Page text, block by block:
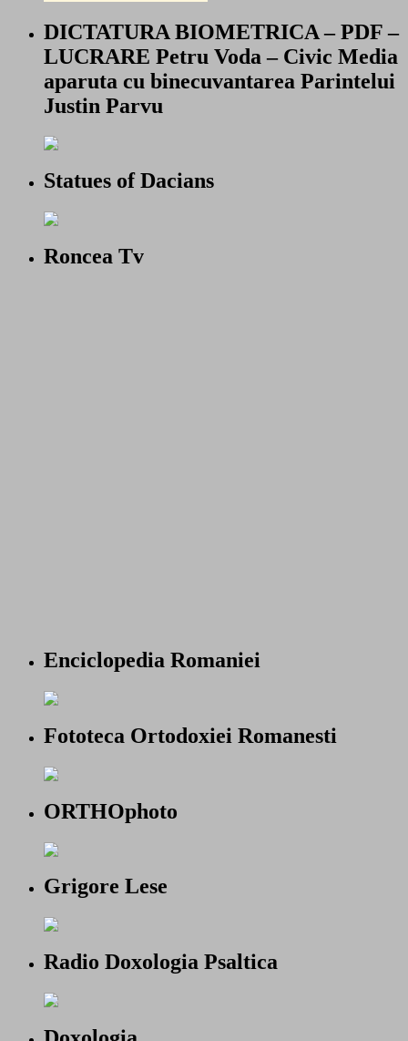
DICTATURA BIOMETRICA – PDF –
LUCRARE Petru Voda – Civic Media
aparuta cu binecuvantarea Parintelui
Justin Parvu
Statues of Dacians
Roncea Tv
Enciclopedia Romaniei
Fototeca Ortodoxiei Romanesti
ORTHOphoto
Grigore Lese
Radio Doxologia Psaltica